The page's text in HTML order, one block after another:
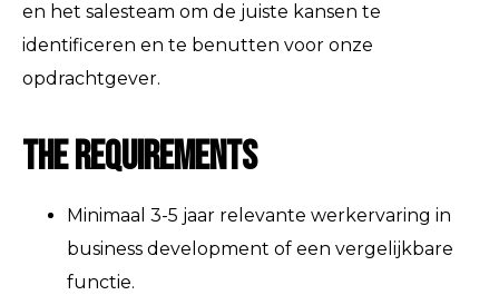
en het salesteam om de juiste kansen te
identificeren en te benutten voor onze
opdrachtgever.
The Requirements
Minimaal 3-5 jaar relevante werkervaring in
business development of een vergelijkbare
functie.